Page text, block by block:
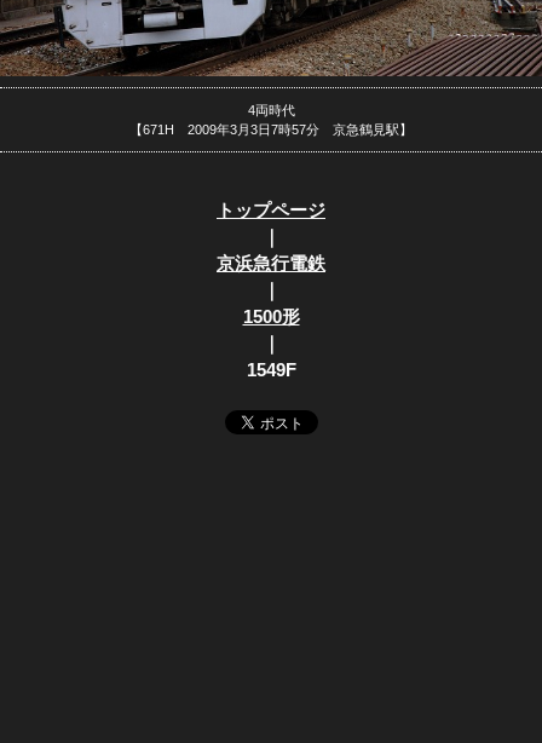
4両時代
【671H 2009年3月3日7時57分 京急鶴見駅】
トップページ
｜
京浜急行電鉄
｜
1500形
｜
1549F